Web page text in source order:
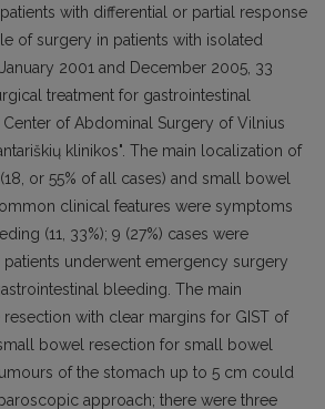
with differential or partial response
of surgery in patients with isolated
2001 and December 2005, 33
treatment for gastrointestinal
of Abdominal Surgery of Vilnius
klinikos". The main localization of
or 55% of all cases) and small bowel
clinical features were symptoms
(11, 33%); 9 (27%) cases were
patients underwent emergency surgery
bleeding. The main
with clear margins for GIST of
bowel resection for small bowel
of the stomach up to 5 cm could
approach; there were three